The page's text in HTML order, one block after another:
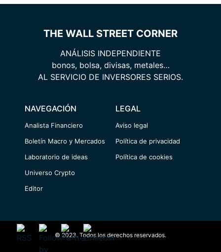
THE WALL STREET CORNER
ANÁLISIS INDEPENDIENTE
bonos, bolsa, divisas, metales…
AL SERVICIO DE INVERSORES SERIOS.
NAVEGACIÓN
Analista Financiero
Boletín Macro y Mercados
Laboratorio de ideas
Universo Crypto
Editor
LEGAL
Aviso legal
Política de privacidad
Política de cookies
© 2023. Todos los derechos reservados.